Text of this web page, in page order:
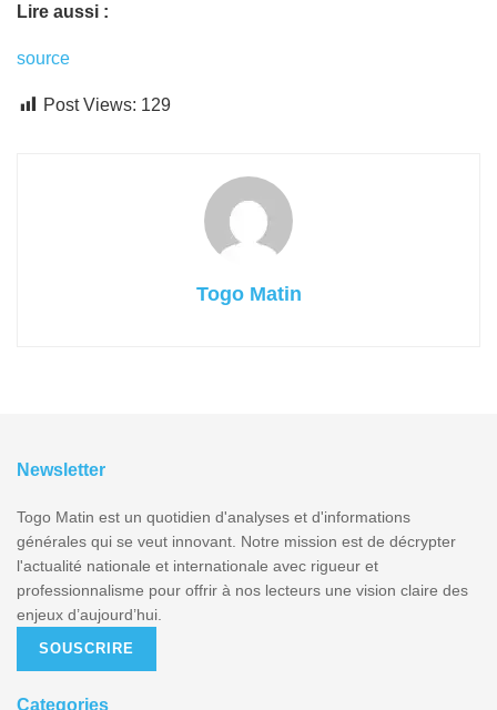
Lire aussi :
source
Post Views: 129
Togo Matin
Newsletter
Togo Matin est un quotidien d'analyses et d'informations
générales qui se veut innovant. Notre mission est de décrypter
l'actualité nationale et internationale avec rigueur et
professionnalisme pour offrir à nos lecteurs une vision claire des
enjeux d’aujourd’hui.
SOUSCRIRE
Categories